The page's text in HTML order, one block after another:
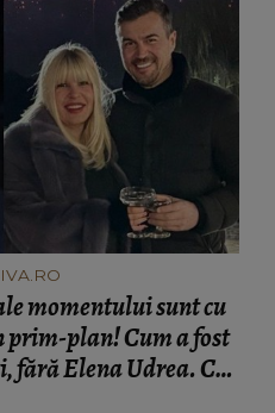
momentului sunt cu
plan! Cum a fost
fără Elena Udrea. Cu